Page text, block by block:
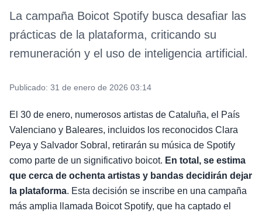
La campaña Boicot Spotify busca desafiar las
prácticas de la plataforma, criticando su
remuneración y el uso de inteligencia artificial.
Publicado: 31 de enero de 2026 03:14
El 30 de enero, numerosos artistas de Cataluña, el País
Valenciano y Baleares, incluidos los reconocidos Clara
Peya y Salvador Sobral, retirarán su música de Spotify
como parte de un significativo boicot. En total, se estima
que cerca de ochenta artistas y bandas decidirán dejar
la plataforma. Esta decisión se inscribe en una campaña
más amplia llamada Boicot Spotify, que ha captado el